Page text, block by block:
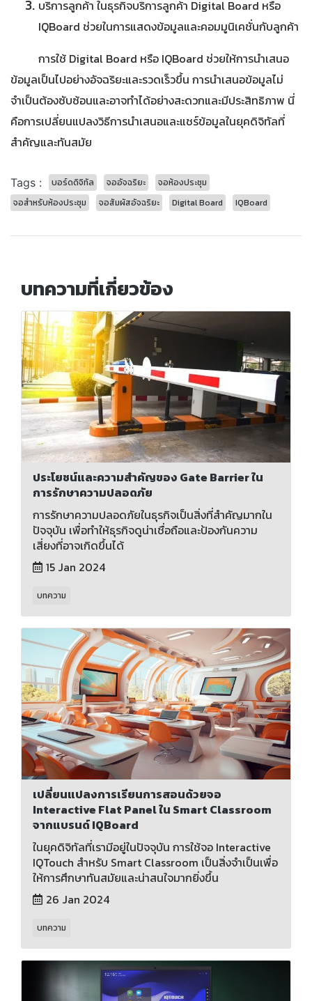
บริการลูกค้า ในธุรกิจบริการลูกค้า Digital Board หรือ
IQBoard ช่วยในการแสดงข้อมูลและคอมมูนิเคชั่นกับลูกค้า
การใช้ Digital Board หรือ IQBoard ช่วยให้การนำเสนอ
ข้อมูลเป็นไปอย่างอัจฉริยะและรวดเร็วขึ้น การนำเสนอข้อมูลไม่
จำเป็นต้องซับซ้อนและอาจทำได้อย่างสะดวกและมีประสิทธิภาพ นี่
คือการเปลี่ยนแปลงวิธีการนำเสนอและแชร์ข้อมูลในยุคดิจิทัลที่
สำคัญและทันสมัย
Tags : บอร์ดดิจิทัล จออัจฉริยะ
จอห้องประชุม
จอสำหรับห้องประชุม
จอสัมผัสอัจฉริยะ Digital Board IQBoard
บทความที่เกี่ยวข้อง
ประโยชน์และความสำคัญของ Gate Barrier ใน
การรักษาความปลอดภัย
การรักษาความปลอดภัยในธุรกิจเป็นสิ่งที่สำคัญมากใน
ปัจจุบัน เพื่อทำให้ธุรกิจดูน่าเชื่อถือและป้องกันความ
เสี่ยงที่อาจเกิดขึ้นได้
15 Jan 2024
บทความ
เปลี่ยนแปลงการเรียนการสอนด้วยจอ
Interactive Flat Panel ใน Smart Classroom
จากแบรนด์ IQBoard
ในยุคดิจิทัลที่เรามีอยู่ในปัจจุบัน การใช้จอ Interactive
IQTouch สำหรับ Smart Classroom เป็นสิ่งจำเป็นเพื่อ
ให้การศึกษาทันสมัยและน่าสนใจมากยิ่งขึ้น
26 Jan 2024
บทความ